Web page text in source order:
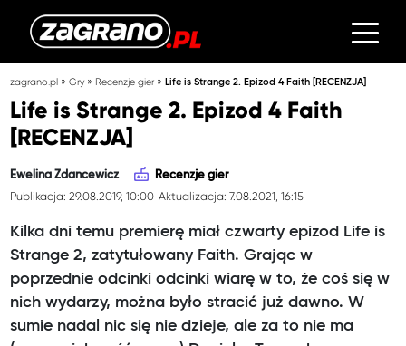
zagrano.pl »Gry» Recenzje gier »Life is Strange 2. Epizod 4 Faith [RECENZJA]
Life is Strange 2. Epizod 4 Faith
[RECENZJA]
Ewelina Zdancewicz Recenzje gier
Publikacja: 29.08.2019, 10:00 Aktualizacja: 7.08.2021, 16:15
Kilka dni temu premierę miał czwarty epizod Life is
Strange 2, zatytułowany Faith. Grając w
poprzednie odcinki odcinki wiarę w to, że coś się w
nich wydarzy, można było stracić już dawno. W
sumie nadal nic się nie dzieje, ale za to nie ma